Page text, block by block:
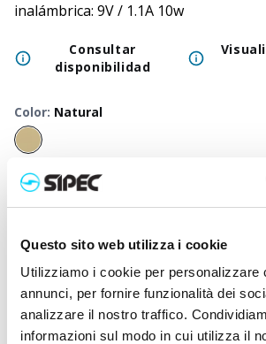
Questo sito web utilizza i cookie
Utilizziamo i cookie per personalizzare
annunci, per fornire funzionalità dei
analizzare il nostro traffico.
informazioni sul modo in cui utilizza il
inalámbrica: 9V / 1.1A 10w
Consultar
disponibilidad
Color: Natural
Precio
12,500€ 12,500€ 12,500€
Precio
impreso
14,047€ 13,970 € 13,898